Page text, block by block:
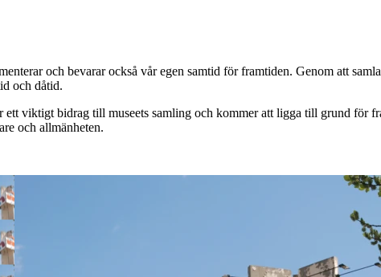
och bevarar också vår egen samtid för framtiden. Genom att
och dåtid.
viktigt bidrag till museets samling och kommer att ligga till grund för
och allmänheten.